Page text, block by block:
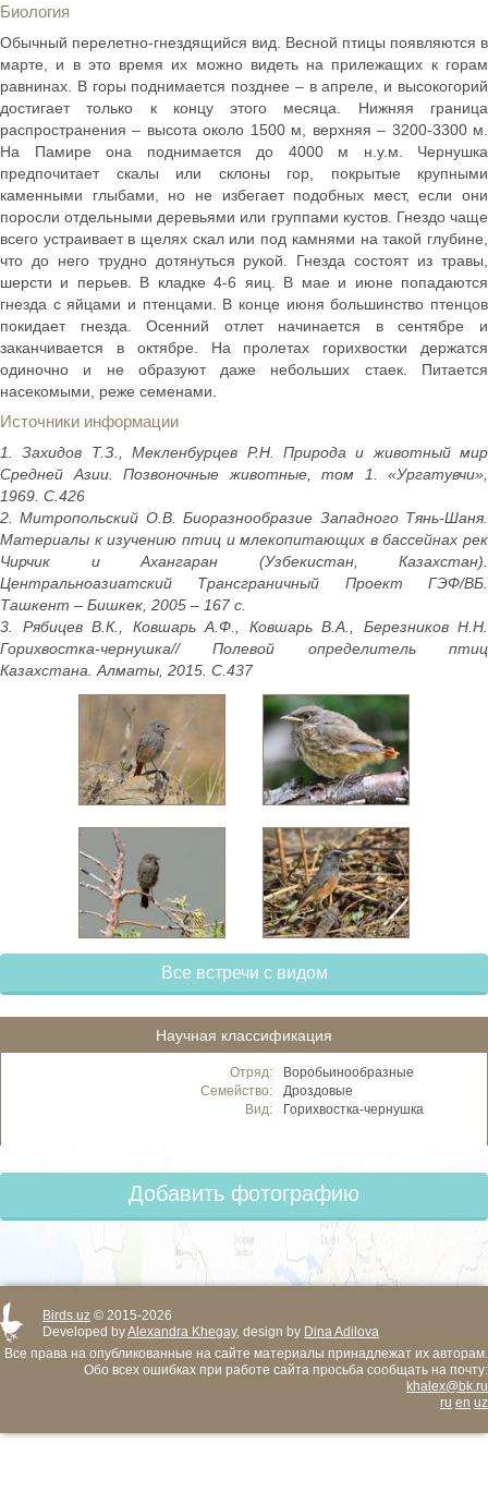
Биология
Обычный перелетно-гнездящийся вид. Весной птицы появляются в
марте, и в это время их можно видеть на прилежащих к горам
равнинах. В горы поднимается позднее – в апреле, и высокогорий
достигает только к концу этого месяца. Нижняя граница
распространения – высота около 1500 м, верхняя – 3200-3300 м.
На Памире она поднимается до 4000 м н.у.м. Чернушка
предпочитает скалы или склоны гор, покрытые крупными
каменными глыбами, но не избегает подобных мест, если они
поросли отдельными деревьями или группами кустов. Гнездо чаще
всего устраивает в щелях скал или под камнями на такой глубине,
что до него трудно дотянуться рукой. Гнезда состоят из травы,
шерсти и перьев. В кладке 4-6 яиц. В мае и июне попадаются
гнезда с яйцами и птенцами. В конце июня большинство птенцов
покидает гнезда. Осенний отлет начинается в сентябре и
заканчивается в октябре. На пролетах горихвостки держатся
одиночно и не образуют даже небольших стаек. Питается
насекомыми, реже семенами.
Источники информации
1. Захидов Т.З., Мекленбурцев Р.Н. Природа и животный мир
Средней Азии. Позвоночные животные, том 1. «Ургатувчи»,
1969. С.426
2. Митропольский О.В. Биоразнообразие Западного Тянь-Шаня.
Материалы к изучению птиц и млекопитающих в бассейнах рек
Чирчик и Ахангаран (Узбекистан, Казахстан).
Центральноазиатский Трансграничный Проект ГЭФ/ВБ.
Ташкент – Бишкек, 2005 – 167 с.
3. Рябицев В.К., Ковшарь А.Ф., Ковшарь В.А., Березников Н.Н.
Горихвостка-чернушка// Полевой определитель птиц
Казахстана. Алматы, 2015. С.437
Все встречи с видом
Научная классификация
Отряд:
Воробьинообразные
Семейство:
Дроздовые
Вид:
Горихвостка-чернушка
Добавить фотографию
Birds.uz © 2015-2026
Developed byAlexandra Khegay, design by Dina Adilova
Все права на опубликованные на сайте материалы принадлежат их авторам.
Обо всех ошибках при работе сайта просьба сообщать на почту:
khalex@bk.ru
ru en uz